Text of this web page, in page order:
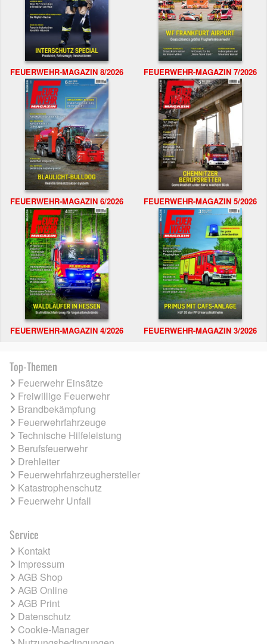
FEUERWEHR-MAGAZIN 8/2026 FEUERWEHR-MAGAZIN 7/2026
FEUERWEHR-MAGAZIN 6/2026 FEUERWEHR-MAGAZIN 5/2026
FEUERWEHR-MAGAZIN 4/2026 FEUERWEHR-MAGAZIN 3/2026
Top-Themen
Feuerwehr Einsätze
Freiwillige Feuerwehr
Brandbekämpfung
Feuerwehrfahrzeuge
Technische Hilfeleistung
Berufsfeuerwehr
Drehleiter
Feuerwehrfahrzeughersteller
Katastrophenschutz
Feuerwehr Unfall
Service
Kontakt
Impressum
AGB Shop
AGB Online
AGB Print
Datenschutz
Cookie-Manager